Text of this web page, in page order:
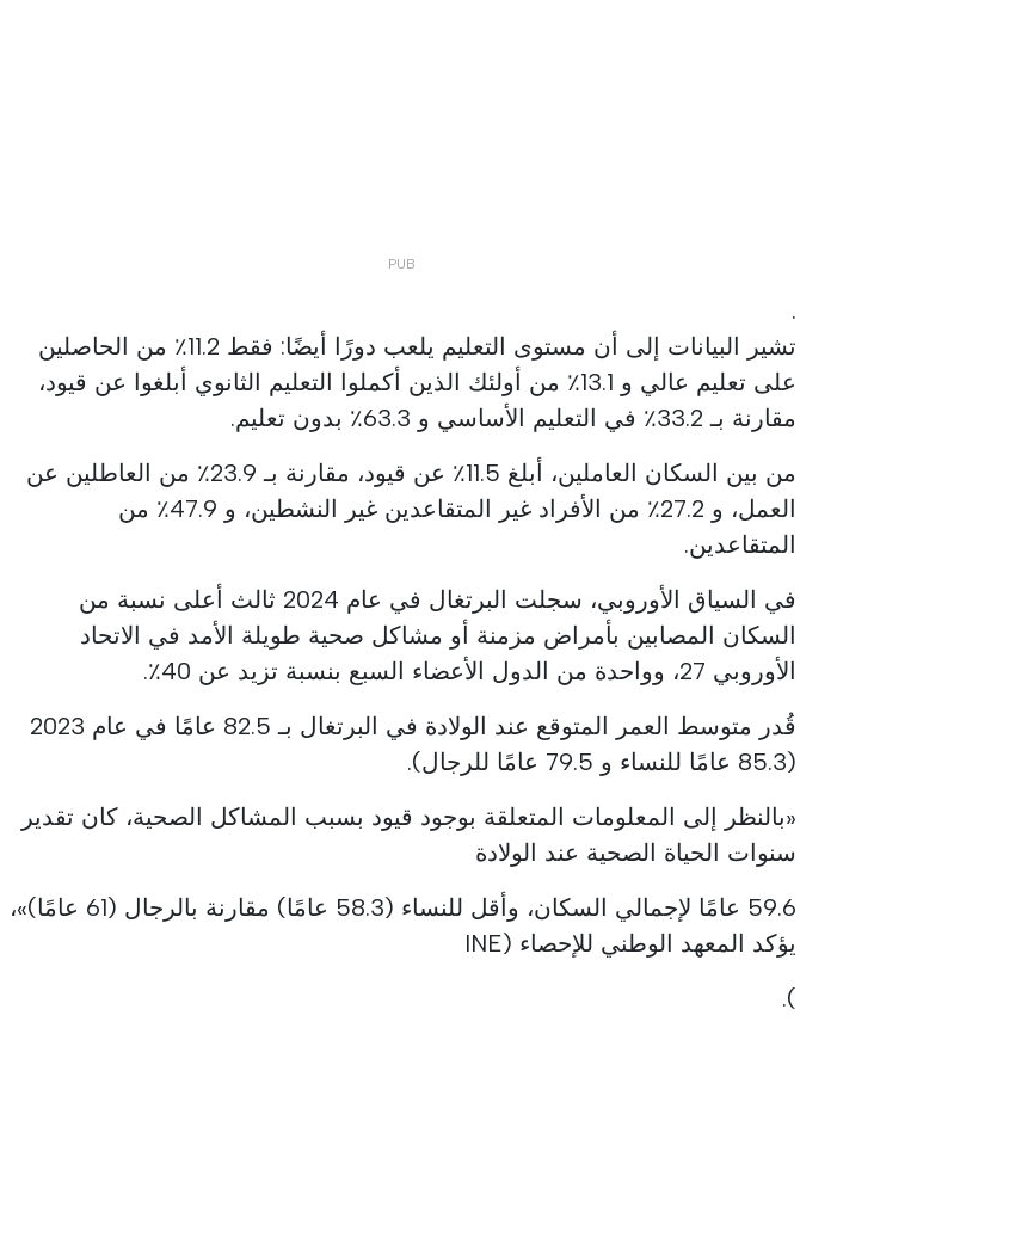
.
تشير البيانات إلى أن مستوى التعليم يلعب دورًا أيضًا: فقط 11.2٪ من الحاصلين
على تعليم عالي و 13.1٪ من أولئك الذين أكملوا التعليم الثانوي أبلغوا عن قيود،
مقارنة بـ 33.2٪ في التعليم الأساسي و 63.3٪ بدون تعليم.
من بين السكان العاملين، أبلغ 11.5٪ عن قيود، مقارنة بـ 23.9٪ من العاطلين عن
العمل، و 27.2٪ من الأفراد غير المتقاعدين غير النشطين، و 47.9٪ من
المتقاعدين.
في السياق الأوروبي، سجلت البرتغال في عام 2024 ثالث أعلى نسبة من
السكان المصابين بأمراض مزمنة أو مشاكل صحية طويلة الأمد في الاتحاد
الأوروبي 27، وواحدة من الدول الأعضاء السبع بنسبة تزيد عن 40٪.
قُدر متوسط العمر المتوقع عند الولادة في البرتغال بـ 82.5 عامًا في عام 2023
(85.3 عامًا للنساء و 79.5 عامًا للرجال).
«بالنظر إلى المعلومات المتعلقة بوجود قيود بسبب المشاكل الصحية، كان تقدير
سنوات الحياة الصحية عند الولادة
59.6 عامًا لإجمالي السكان، وأقل للنساء (58.3 عامًا) مقارنة بالرجال (61 عامًا)»،
يؤكد المعهد الوطني للإحصاء (INE
).